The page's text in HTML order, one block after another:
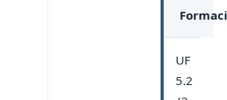
UF
5.2